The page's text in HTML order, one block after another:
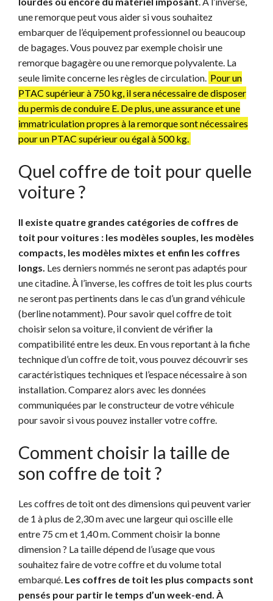
une remorque peut vous aider si vous souhaitez
embarquer de l’équipement professionnel ou beaucoup
de bagages. Vous pouvez par exemple choisir une
remorque bagagère ou une remorque polyvalente. La
seule limite concerne les règles de circulation. Pour un
PTAC supérieur à 750 kg, il sera nécessaire de disposer
du permis de conduire E. De plus, une assurance et une
immatriculation propres à la remorque sont nécessaires
pour un PTAC supérieur ou égal à 500 kg.
Quel coffre de toit pour quelle
voiture ?
Il existe quatre grandes catégories de coffres de
toit pour voitures : les modèles souples, les modèles
compacts, les modèles mixtes et enfin les coffres
longs. Les derniers nommés ne seront pas adaptés pour
une citadine. À l’inverse, les coffres de toit les plus courts
ne seront pas pertinents dans le cas d’un grand véhicule
(berline notamment). Pour savoir quel coffre de toit
choisir selon sa voiture, il convient de vérifier la
compatibilité entre les deux. En vous reportant à la fiche
technique d’un coffre de toit, vous pouvez découvrir ses
caractéristiques techniques et l’espace nécessaire à son
installation. Comparez alors avec les données
communiquées par le constructeur de votre véhicule
pour savoir si vous pouvez installer votre coffre.
Comment choisir la taille de
son coffre de toit ?
Les coffres de toit ont des dimensions qui peuvent varier
de 1 à plus de 2,30 m avec une largeur qui oscille elle
entre 75 cm et 1,40 m. Comment choisir la bonne
dimension ? La taille dépend de l’usage que vous
souhaitez faire de votre coffre et du volume total
embarqué. Les coffres de toit les plus compacts sont
pensés pour partir le temps d’un week-end. À